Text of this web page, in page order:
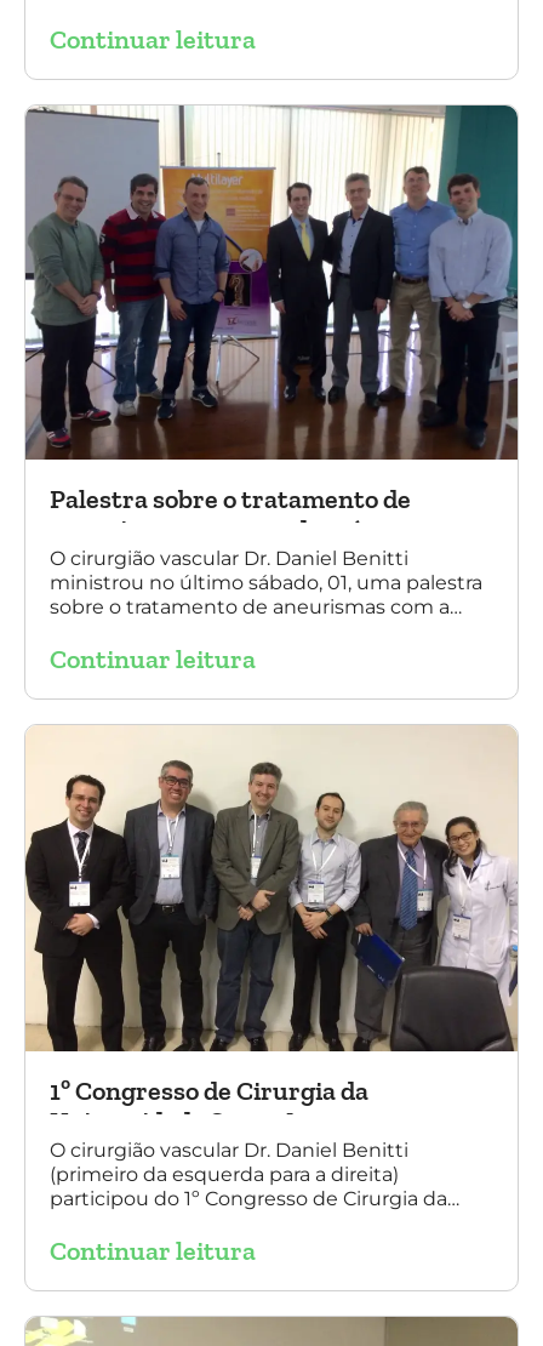
29 de outubro. Na foto também está
SBACV (Sociedade Brasileira de Angiologia e
de Cirurgia Vascular) Bahia.
Continuar leitura
Palestra sobre o tratamento de
aneurismas com a endoprótese
multilayer, em Porto Alegre
O cirurgião vascular Dr. Daniel Benitti
ministrou no último sábado, 01, uma palestra
sobre o tratamento de aneurismas com a
foto, Dr. Daniel Benitti (ao centro) com os
Angiologia e Cirurgia Vascular do Rio Grande
do Sul.
Continuar leitura
1º Congresso de Cirurgia da
Universidade Santo Amaro
O cirurgião vascular Dr. Daniel Benitti
(primeiro da esquerda para a direita)
participou do 1º Congresso de Cirurgia da
de cirurgia endovascular. O evento também
Amato e do Dr. Adnam Neser.
Continuar leitura